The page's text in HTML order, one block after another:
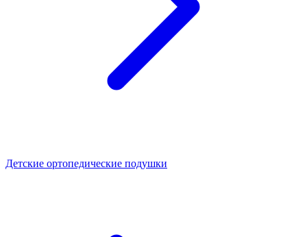
Детские ортопедические подушки